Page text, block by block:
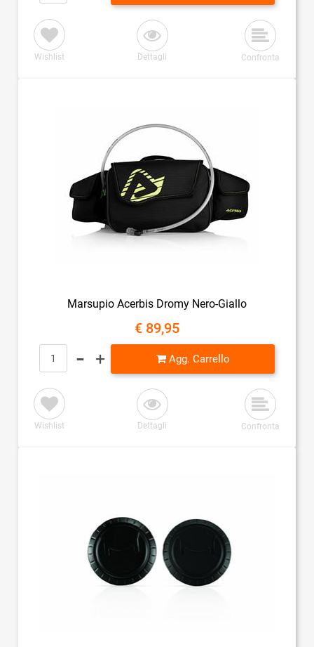
Wishlist Dettagli Confronta
Marsupio Acerbis Dromy Nero-Giallo
€ 89,95
Quantità
Agg. Carrello
Wishlist Dettagli Confronta